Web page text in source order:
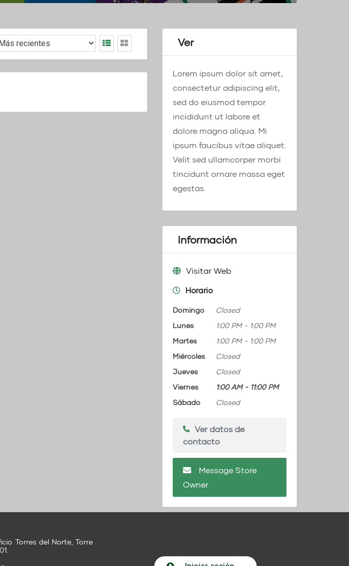
Ver
Lorem ipsum dolor sit amet,
consectetur adipiscing elit,
sed do eiusmod tempor
incididunt ut labore et
dolore magna aliqua. Mi
ipsum faucibus vitae aliquet.
Velit sed ullamcorper morbi
tincidunt ornare massa eget
egestas.
Información
Visitar Web
Horario
Domingo
Closed
Lunes
1:00 PM - 1:00 PM
Martes
1:00 PM - 1:00 PM
Miércoles
Closed
Jueves
Closed
Viernes
1:00 AM - 11:00 PM
Sábado
Closed
Ver datos de
contacto
Message Store
Owner
Torres del Norte, Torre